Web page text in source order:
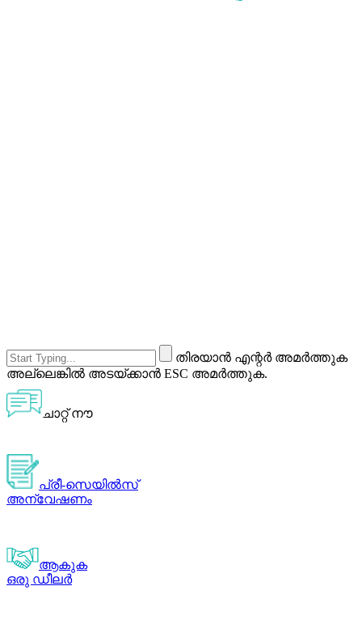
തിരയാൻ എന്റർ അമർത്തുക
അല്ലെങ്കിൽ അടയ്ക്കാൻ ESC അമർത്തുക.
ചാറ്റ് നൗ
പ്രീ-സെയിൽസ്
അന്വേഷണം
ആകുക
ഒരു ഡീലർ